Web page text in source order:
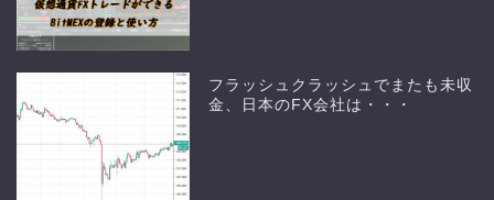
フラッシュクラッシュでまたも未収
金、日本のFX会社は・・・